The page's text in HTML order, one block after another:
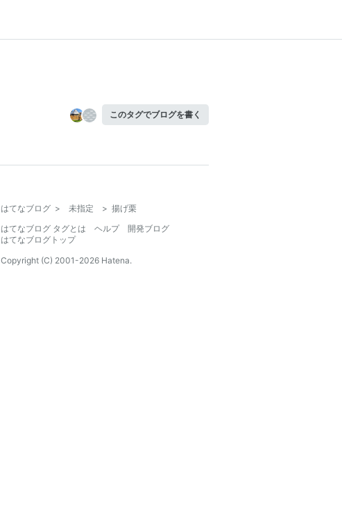
このタグでブログを書く
はてなブログ > 未指定 > 揚げ栗
はてなブログ タグとは
ヘルプ
開発ブログ
はてなブログトップ
Copyright (C) 2001-2026 Hatena.